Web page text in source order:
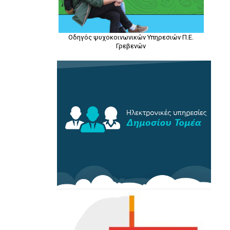
Οδηγός ψυχοκοινωνικών Υπηρεσιών Π.Ε.
Γρεβενών